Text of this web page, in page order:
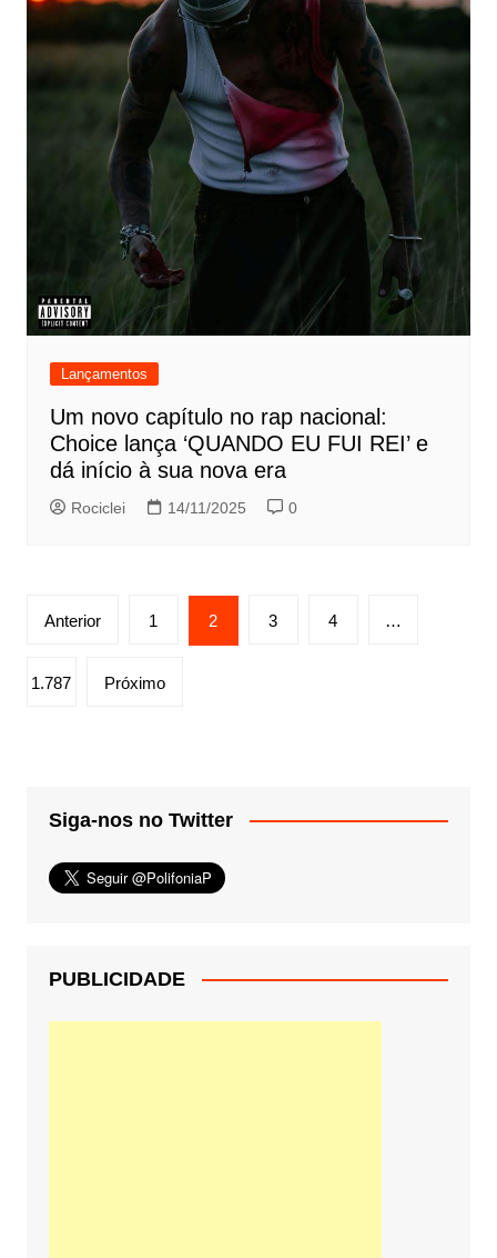
Lançamentos
Um novo capítulo no rap nacional:
Choice lança ‘QUANDO EU FUI REI’ e
dá início à sua nova era
Rociclei 14/11/2025 0
Paginação
posts
Anterior 1 2 3 4 …
1.787 Próximo
Siga-nos no Twitter
PUBLICIDADE